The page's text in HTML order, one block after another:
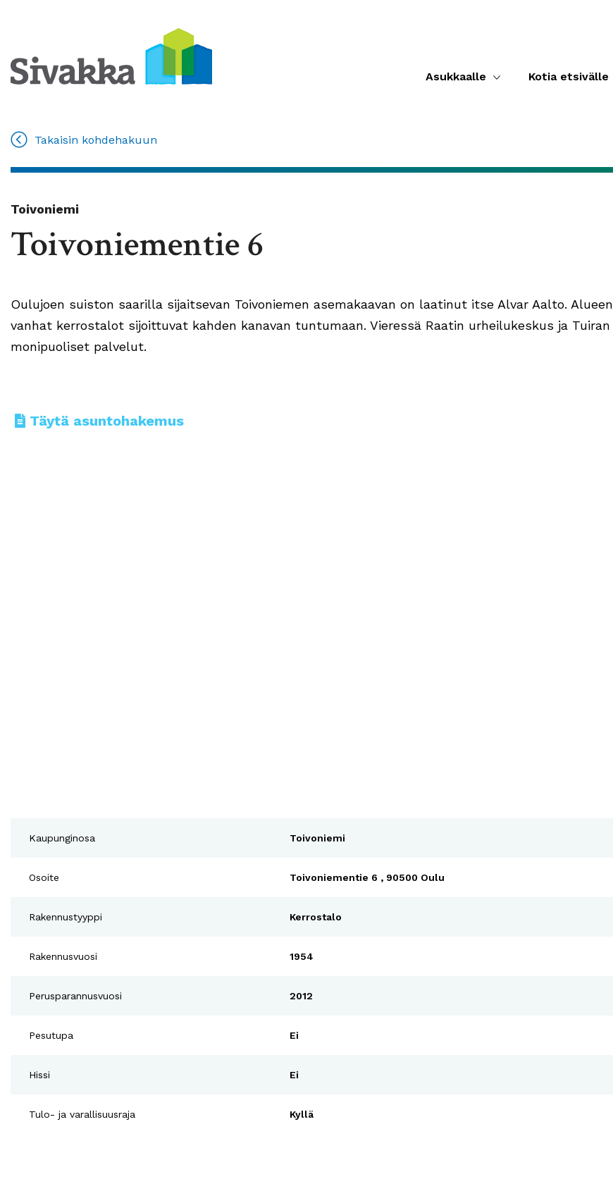
Asukkaalle Kotia etsivälle
Takaisin kohdehakuun
Toivoniemi
Toivoniementie 6
Oulujoen suiston saarilla sijaitsevan Toivoniemen asemakaavan on laatinut itse Alvar Aalto. Alueen
vanhat kerrostalot sijoittuvat kahden kanavan tuntumaan. Vieressä Raatin urheilukeskus ja Tuiran
monipuoliset palvelut.
Täytä asuntohakemus
Kaupunginosa Toivoniemi
Osoite Toivoniementie 6 , 90500 Oulu
Rakennustyyppi Kerrostalo
Rakennusvuosi 1954
Perusparannusvuosi 2012
Pesutupa Ei
Hissi Ei
Tulo- ja varallisuusraja Kyllä